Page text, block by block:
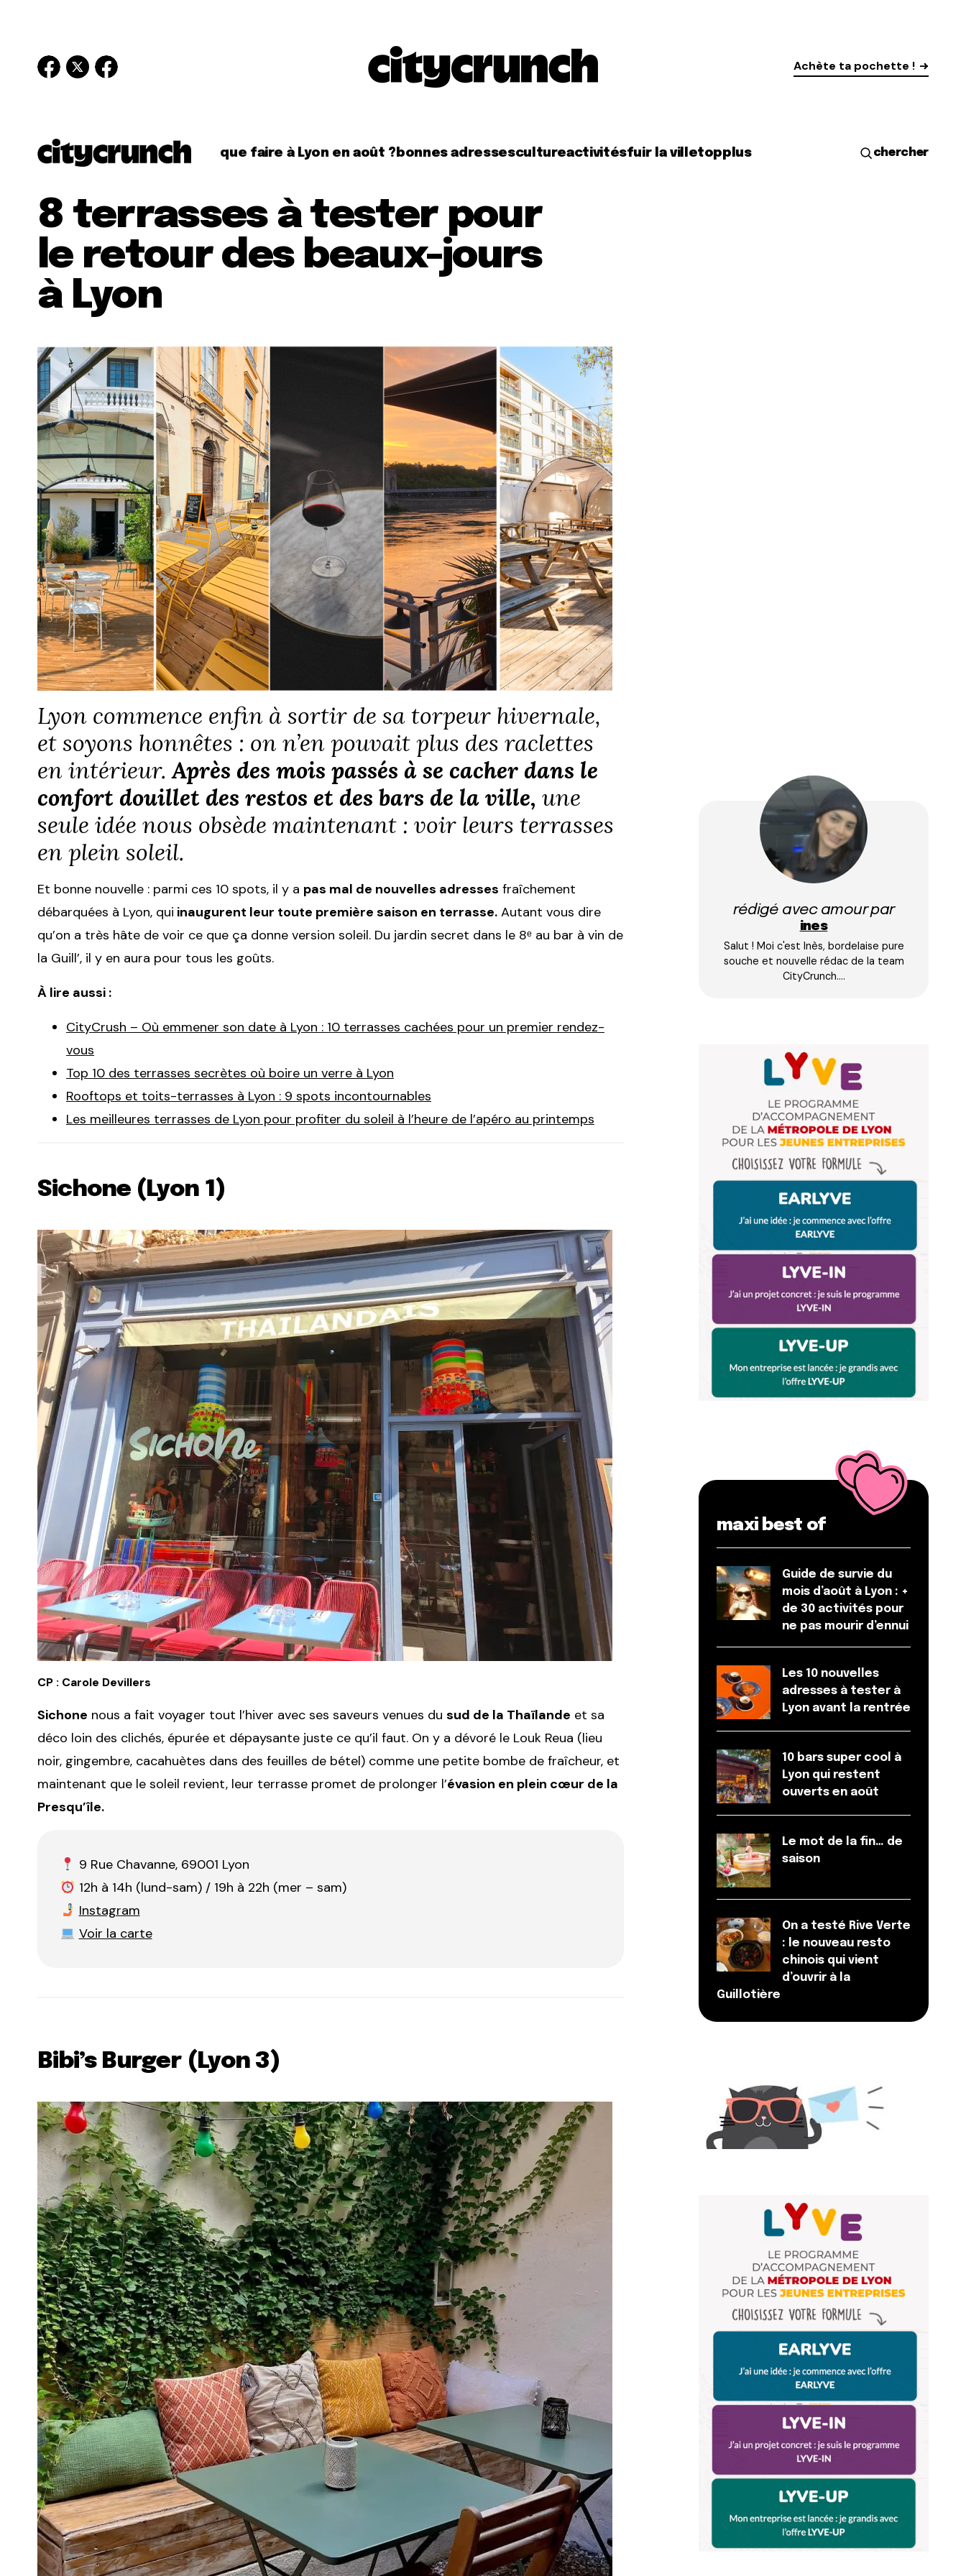
Achète ta pochette !
que faire à Lyon en août ? bonnes adressescultureactivitésfuir la villetopplus chercher
8 terrasses à tester pour
le retour des beaux-jours
à Lyon
Lyon commence enfin à sortir de sa torpeur hivernale,
et soyons honnêtes : on n’en pouvait plus des raclettes
en intérieur.Après des mois passés à se cacher dans le
confort douillet des restos et des bars de la ville, une
seule idée nous obsède maintenant : voir leurs terrasses
en plein soleil.
Et bonne nouvelle : parmi ces 10 spots, il y a pas mal de nouvelles adresses fraîchement
débarquées à Lyon, qui inaugurent leur toute première saison en terrasse. Autant vous dire
qu’on a très hâte de voir ce que ça donne version soleil. Du jardin secret dans le 8ᵉ au bar à vin de
la Guill’, il y en aura pour tous les goûts.
À lire aussi :
CityCrush – Où emmener son date à Lyon : 10 terrasses cachées pour un premier rendez-
vous
Top 10 des terrasses secrètes où boire un verre à Lyon
Rooftops et toits-terrasses à Lyon : 9 spots incontournables
Les meilleures terrasses de Lyon pour profiter du soleil à l’heure de l’apéro au printemps
Sichone (Lyon 1)
CP : Carole Devillers
Sichone nous a fait voyager tout l’hiver avec ses saveurs venues du sud de la Thaïlande et sa
déco loin des clichés, épurée et dépaysante juste ce qu’il faut. On y a dévoré le Louk Reua (lieu
noir, gingembre, cacahuètes dans des feuilles de bétel) comme une petite bombe de fraîcheur, et
maintenant que le soleil revient, leur terrasse promet de prolonger l’évasion en plein cœur de la
Presqu’île.
9 Rue Chavanne, 69001 Lyon
12h à 14h (lund-sam) / 19h à 22h (mer – sam)
Instagram
Voir la carte
Bibi’s Burger (Lyon 3)
rédigé avec amour par
ines
Salut ! Moi c'est Inès, bordelaise pure
souche et nouvelle rédac de la team
CityCrunch.…
maxi best of
Guide de survie du
mois d’août à Lyon : +
de 30 activités pour
ne pas mourir d’ennui
Les 10 nouvelles
adresses à tester à
Lyon avant la rentrée
10 bars super cool à
Lyon qui restent
ouverts en août
Le mot de la fin… de
saison
On a testé Rive Verte
: le nouveau resto
chinois qui vient
d’ouvrir à la
Guillotière